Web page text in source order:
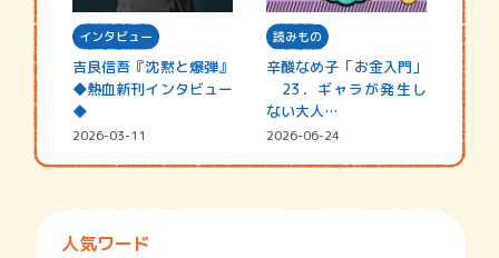
インタビュー
吉良信吾『沈黙と爆弾』
◆熱血新刊インタビュー
◆
2026-03-11
読みもの
辛酸なめ子「お金入門」
23．ギャラが発生し
ない大人…
2026-06-24
人気ワード